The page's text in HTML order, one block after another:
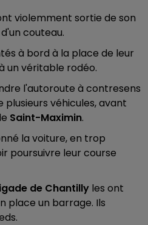
violemment sortie de son
couteau.
à bord à la place de leur
un véritable rodéo.
l'autoroute à contresens
véhicules, avant
Saint-Maximin.
la voiture, en trop
poursuivre leur course
de Chantilly les ont
place un barrage. Ils